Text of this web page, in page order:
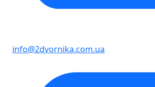
info@2dvornika.com.ua